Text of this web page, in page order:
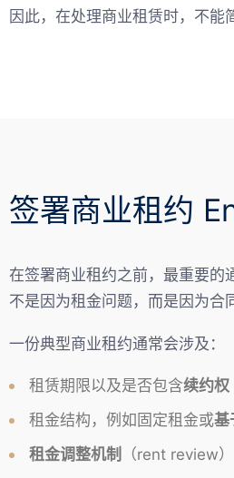
因此，在处理商业租赁时，不能
签署商业租约
在签署商业租约之前，最重要的
不是因为租金问题，而是因为合
一份典型商业租约通常会涉及：
租赁期限以及是否包含续约权
租金结构，例如固定租金或基
租金调整机制
（rent review